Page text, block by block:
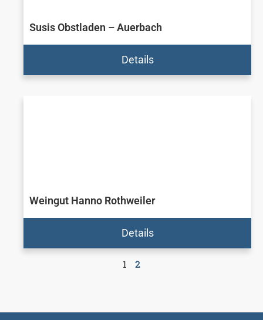
Susis Obstladen – Auerbach
Details
Weingut Hanno Rothweiler
Details
1 2